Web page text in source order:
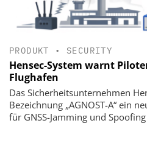
PRODUKT • SECURITY
Hensec-System warnt
Flughafen
Das Sicherheitsunternehmen
Bezeichnung „AGNOST-A“ ein
für GNSS-Jamming und